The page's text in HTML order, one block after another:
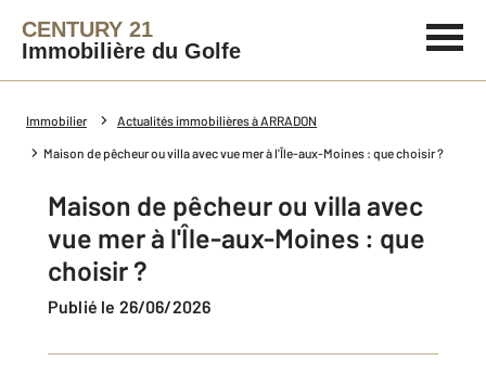
CENTURY 21
Immobilière du Golfe
Immobilier Actualités immobilières à ARRADON
Maison de pêcheur ou villa avec vue mer à l'Île-aux-Moines : que choisir ?
Maison de pêcheur ou villa avec
vue mer à l'Île-aux-Moines : que
choisir ?
Publié le 26/06/2026